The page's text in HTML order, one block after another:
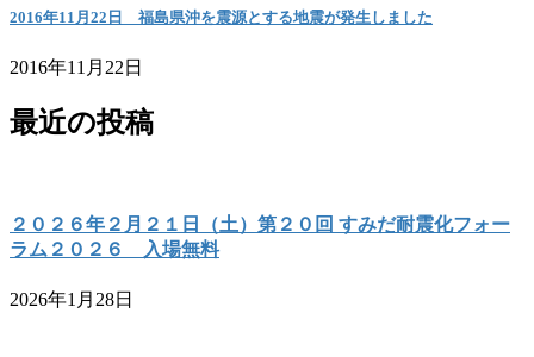
2016年11月22日 福島県沖を震源とする地震が発生しました
2016年11月22日
最近の投稿
２０２６年２月２１日（土）第２０回 すみだ耐震化フォー
ラム２０２６ 入場無料
2026年1月28日